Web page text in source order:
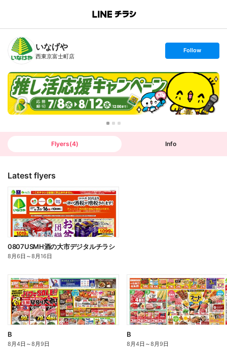
B
n
T
いなげや
西東京富士町店
s
t
o
Follow
Flyers(4) Info
Latest flyers
0807USMH酒の大市デジタルチラシ
8月6日 ～8月16日
B
8月4日 ～8月9日
B
8月4日 ～8月9日